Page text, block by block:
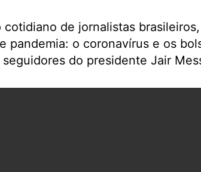
cotidiano de jornalistas
pandemia: o coronavírus e os
do presidente Jair